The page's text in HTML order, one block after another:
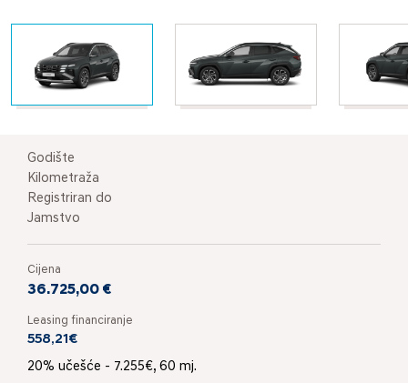
Godište
Kilometraža
Registriran do
Jamstvo
Cijena
36.725,00 €
Leasing financiranje
558,21€
20% učešće - 7.255€, 60 mj.